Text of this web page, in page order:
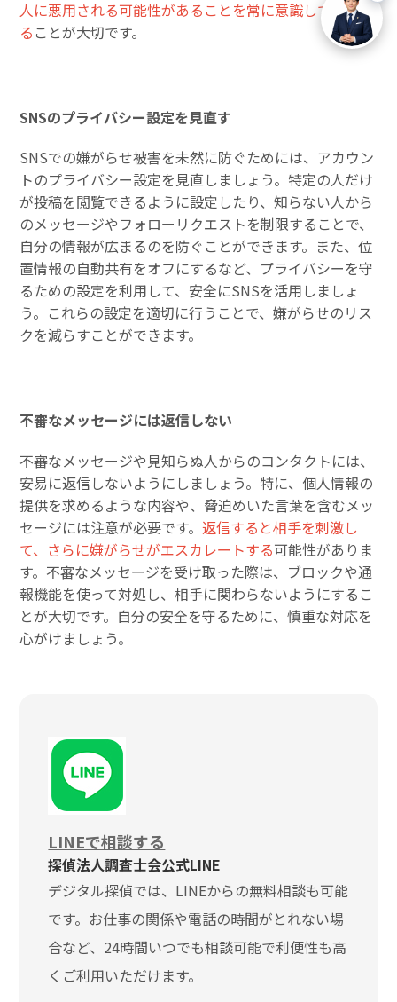
人に悪用される可能性があることを常に意識して行動す
る ことが大切です。
SNSのプライバシー設定を見直す
SNSでの嫌がらせ被害を未然に防ぐためには、アカウン
トのプライバシー設定を見直しましょう。特定の人だけ
が投稿を閲覧できるように設定したり、知らない人から
のメッセージやフォローリクエストを制限することで、
自分の情報が広まるのを防ぐことができます。また、位
置情報の自動共有をオフにするなど、プライバシーを守
るための設定を利用して、安全にSNSを活用しましょ
う。これらの設定を適切に行うことで、嫌がらせのリス
クを減らすことができます。
不審なメッセージには返信しない
不審なメッセージや見知らぬ人からのコンタクトには、
安易に返信しないようにしましょう。特に、個人情報の
提供を求めるような内容や、脅迫めいた言葉を含むメッ
セージには注意が必要です。返信すると相手を刺激し
て、さらに嫌がらせがエスカレートする可能性がありま
す。不審なメッセージを受け取った際は、ブロックや通
報機能を使って対処し、相手に関わらないようにするこ
とが大切です。自分の安全を守るために、慎重な対応を
心がけましょう。
LINEで相談する
探偵法人調査士会公式LINE
デジタル探偵では、LINEからの無料相談も可能
です。お仕事の関係や電話の時間がとれない場
合など、24時間いつでも相談可能で利便性も高
くご利用いただけます。